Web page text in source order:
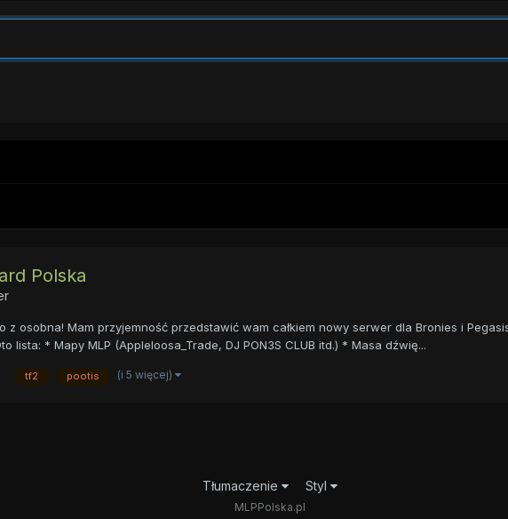
Polska
osobna! Mam przyjemność przedstawić wam całkiem nowy serwer dla Bronies i
lista: * Mapy MLP (Appleloosa_Trade, DJ PON3S CLUB itd.) * Masa dźwię...
tf2 pootis (i 5 więcej)
Tłumaczenie Styl
MLPPolska.pl